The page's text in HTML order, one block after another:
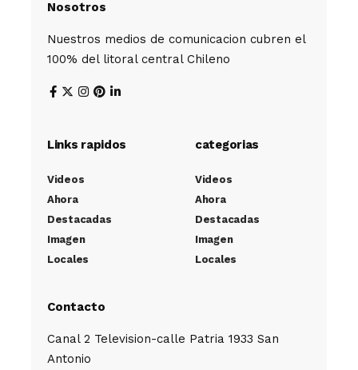
Nosotros
Nuestros medios de comunicacion cubren el
100% del litoral central Chileno
Links rapidos
Videos
Ahora
Destacadas
Imagen
Locales
categorias
Videos
Ahora
Destacadas
Imagen
Locales
Contacto
Canal 2 Television-calle Patria 1933 San
Antonio